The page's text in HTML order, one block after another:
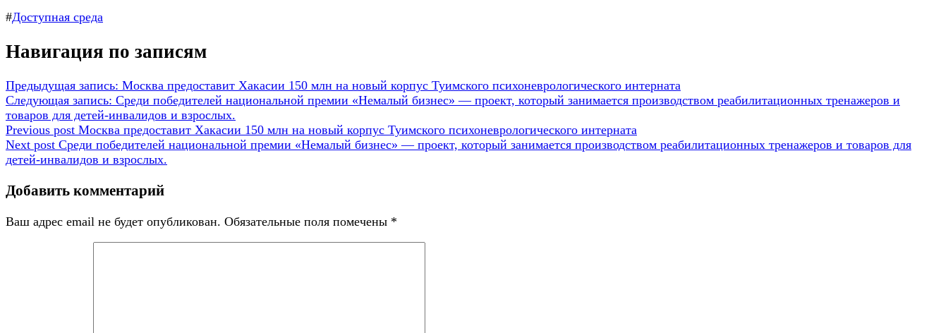
#Доступная среда
Навигация по записям
Предыдущая запись: Москва предоставит Хакасии 150 млн на новый корпус Туимского психоневрологического интерната
Следующая запись: Среди победителей национальной премии «Немалый бизнес» — проект, который занимается производством реабилитационных тренажеров и
товаров для детей-инвалидов и взрослых.
Previous post Москва предоставит Хакасии 150 млн на новый корпус Туимского психоневрологического интерната
Next post Среди победителей национальной премии «Немалый бизнес» — проект, который занимается производством реабилитационных тренажеров и товаров для
детей-инвалидов и взрослых.
Добавить комментарий
Ваш адрес email не будет опубликован. Обязательные поля помечены *